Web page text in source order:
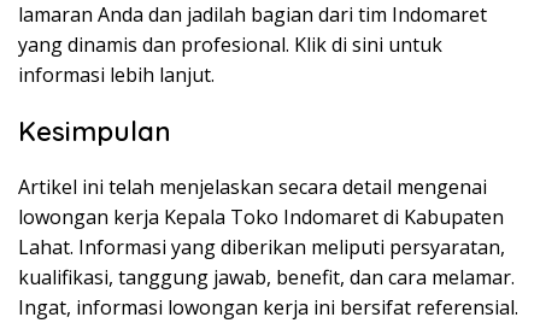
lamaran Anda dan jadilah bagian dari tim Indomaret
yang dinamis dan profesional. Klik di sini untuk
informasi lebih lanjut.
Kesimpulan
Artikel ini telah menjelaskan secara detail mengenai
lowongan kerja Kepala Toko Indomaret di Kabupaten
Lahat. Informasi yang diberikan meliputi persyaratan,
kualifikasi, tanggung jawab, benefit, dan cara melamar.
Ingat, informasi lowongan kerja ini bersifat referensial.